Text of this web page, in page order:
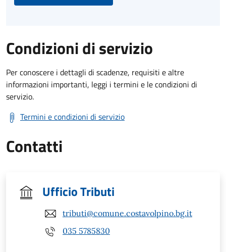
Condizioni di servizio
Per conoscere i dettagli di scadenze, requisiti e altre
informazioni importanti, leggi i termini e le condizioni di
servizio.
Termini e condizioni di servizio
Contatti
Ufficio Tributi
tributi@comune.costavolpino.bg.it
035 5785830